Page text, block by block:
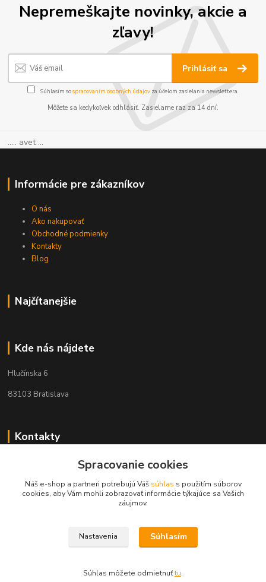
Nepremeškajte novinky, akcie a
zľavy!
Prihlásiť sa
Súhlasím sospracovaním osobných údajov za účelom zasielania newslettera.
Môžete sa kedykoľvek odhlásiť. Zasielame raz za 14 dní.
..... avet ...
Informácie pre zákazníkov
O nás
Ako nakupovať
Obchodné podmienky
Kontakty
Blog
Najčítanejšie
Kde nás nájdete
Hlučínska 6
83103 Bratislava
Kontakty
+421 908 678 479
info@audiovideoshop.sk
Spracovanie cookies
Náš e-shop a partneri potrebujú Váš súhlas s použitím súborov
cookies, aby Vám mohli zobrazovať informácie týkajúce sa Vašich
záujmov.
Nastavenia Súhlasím
Súhlas môžete odmietnuťtu.